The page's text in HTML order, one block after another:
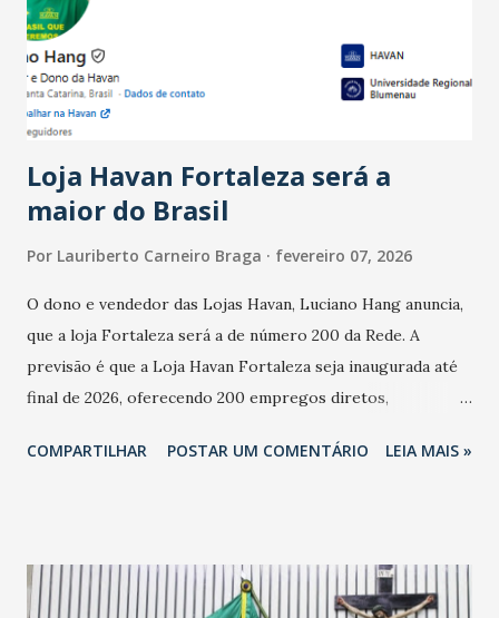
registraram equilíbrio financeiro. Já o percentual de
estabelecimentos no prejuízo ficou em 19%, pouco abaixo
do observado no mês anterior. Outros 1% não existiam em
novembro. Em relação a outubro, o faturamento também
cresceu. De acordo com a pesquisa, 44% dos n...
Loja Havan Fortaleza será a
maior do Brasil
Por Lauriberto Carneiro Braga fevereiro 07, 2026
O dono e vendedor das Lojas Havan, Luciano Hang anuncia,
que a loja Fortaleza será a de número 200 da Rede. A
previsão é que a Loja Havan Fortaleza seja inaugurada até
final de 2026, oferecendo 200 empregos diretos,
Havan Fortaleza ainda não foi anunciada oficialmente, mas
COMPARTILHAR POSTAR UM COMENTÁRIO LEIA MAIS »